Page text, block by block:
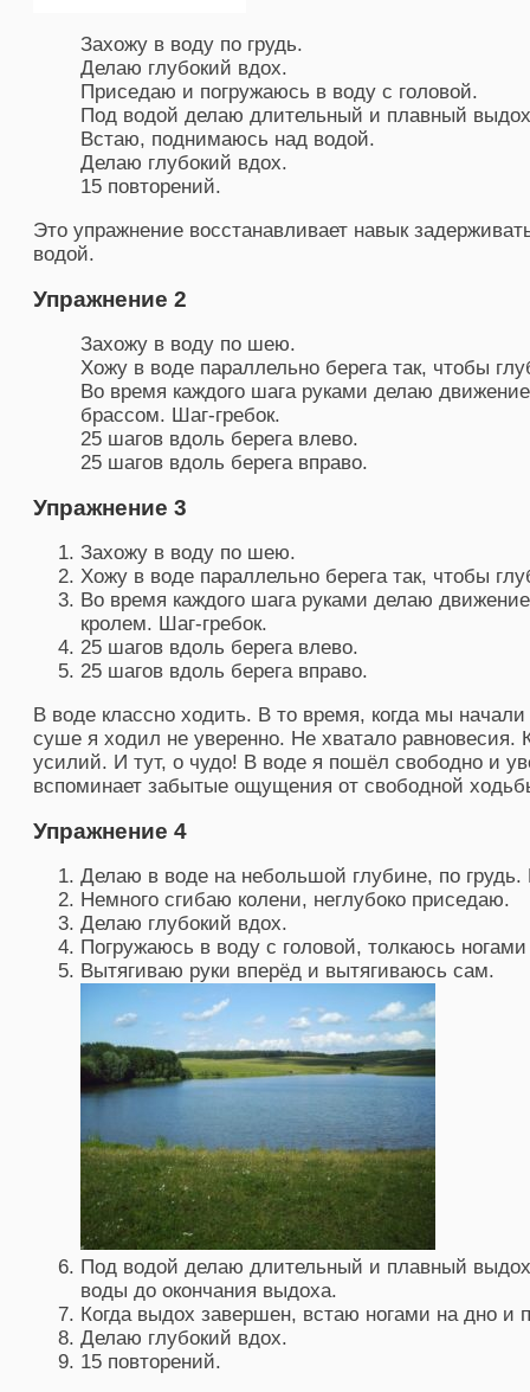
Захожу в воду по грудь.
Делаю глубокий вдох.
Приседаю и погружаюсь в воду с головой.
Под водой делаю длительный и плавный
Встаю, поднимаюсь над водой.
Делаю глубокий вдох.
15 повторений.
Это упражнение восстанавливает навык
водой.
Упражнение 2
Захожу в воду по шею.
Хожу в воде параллельно берега так, чтобы
Во время каждого шага руками делаю
брассом. Шаг-гребок.
25 шагов вдоль берега влево.
25 шагов вдоль берега вправо.
Упражнение 3
Захожу в воду по шею.
Хожу в воде параллельно берега так, чтобы
Во время каждого шага руками делаю
кролем. Шаг-гребок.
25 шагов вдоль берега влево.
25 шагов вдоль берега вправо.
В воде классно ходить. В то время, когда мы
суше я ходил не уверенно. Не хватало
усилий. И тут, о чудо! В воде я пошёл свободно и
вспоминает забытые ощущения от свободной
Упражнение 4
Делаю в воде на небольшой глубине, по грудь.
Немного сгибаю колени, неглубоко приседаю.
Делаю глубокий вдох.
Погружаюсь в воду с головой, толкаюсь
Вытягиваю руки вперёд и вытягиваюсь сам.
Под водой делаю длительный и плавный
воды до окончания выдоха.
Когда выдох завершен, встаю ногами на дно и
Делаю глубокий вдох.
15 повторений.